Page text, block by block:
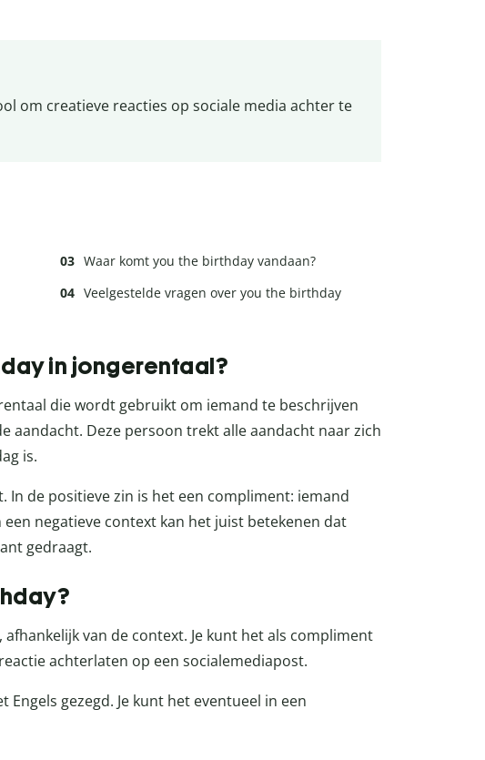
om creatieve reacties op sociale media achter te
Waar komt you the birthday vandaan?
Veelgestelde vragen over you the birthday
in jongerentaal?
die wordt gebruikt om iemand te beschrijven
aandacht. Deze persoon trekt alle aandacht naar zich
is.
In de positieve zin is het een compliment: iemand
een negatieve context kan het juist betekenen dat
gedraagt.
van de context. Je kunt het als compliment
achterlaten op een socialemediapost.
gezegd. Je kunt het eventueel in een